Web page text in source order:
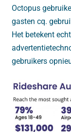
Octopus
gasten cq.
Het betekent
gebruikers